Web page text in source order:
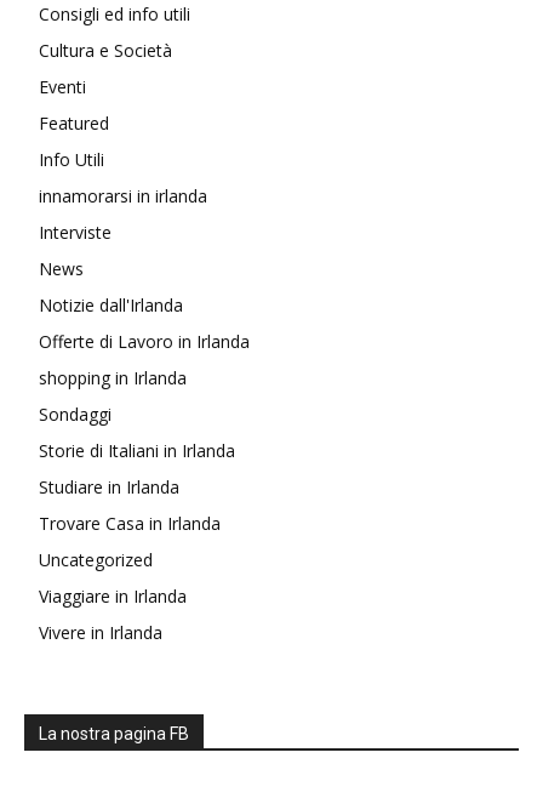
Consigli ed info utili
Cultura e Società
Eventi
Featured
Info Utili
innamorarsi in irlanda
Interviste
News
Notizie dall'Irlanda
Offerte di Lavoro in Irlanda
shopping in Irlanda
Sondaggi
Storie di Italiani in Irlanda
Studiare in Irlanda
Trovare Casa in Irlanda
Uncategorized
Viaggiare in Irlanda
Vivere in Irlanda
La nostra pagina FB